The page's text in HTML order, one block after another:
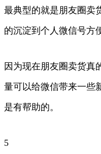
最典型的就是朋友圈卖
的沉淀到个人微信号方
因为现在朋友圈卖货真
量可以给微信带来一些
是有帮助的。
5